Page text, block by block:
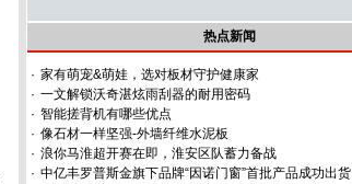
热点新闻
· 家有萌宠&萌娃，选对板材守护健康家
· 一文解锁沃奇湛炫雨刮器的耐用密码
· 智能搓背机有哪些优点
· 像石材一样坚强-外墙纤维水泥板
· 浪你马淮超开赛在即，淮安区队蓄力备战
· 中亿丰罗普斯金旗下品牌“因诺门窗”首批产品成功出货